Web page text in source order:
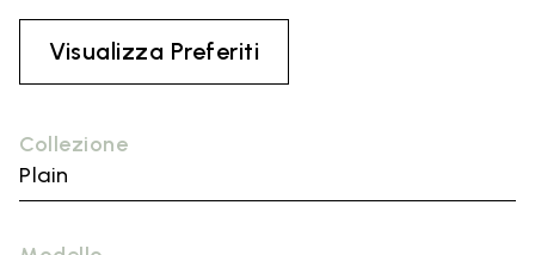
Collezione
Plain
Visualizza Preferiti